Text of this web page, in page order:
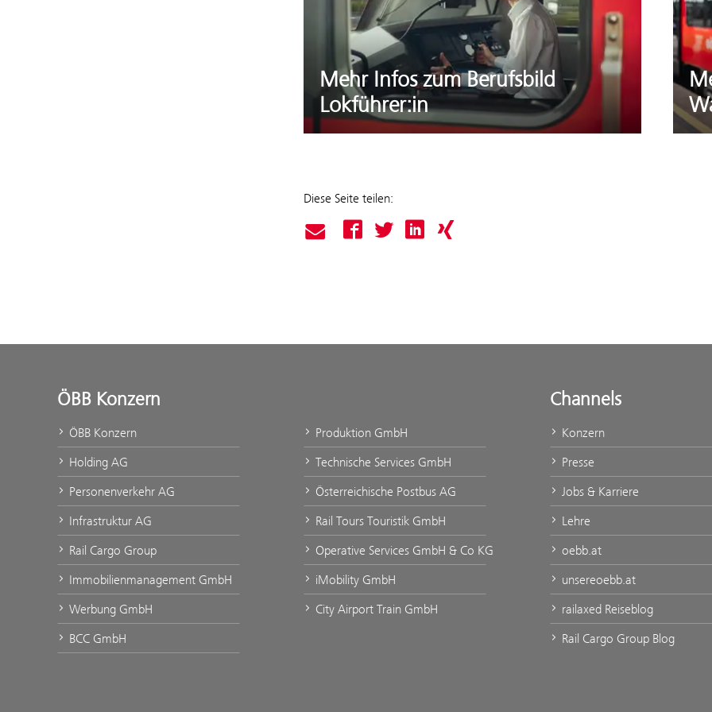
Mehr Infos zum Berufsbild
Lokführer:in
Diese Seite teilen:
ÖBB Konzern
ÖBB Konzern
Holding AG
Personenverkehr AG
Infrastruktur AG
Rail Cargo Group
Immobilienmanagement GmbH
Werbung GmbH
BCC GmbH
Produktion GmbH
Technische Services GmbH
Österreichische Postbus AG
Rail Tours Touristik GmbH
Operative Services GmbH & Co KG
iMobility GmbH
City Airport Train GmbH
Channels
Konzern
Presse
Jobs & Karriere
Lehre
oebb.at
unsereoebb.at
railaxed Reiseblog
Rail Cargo Group Blog